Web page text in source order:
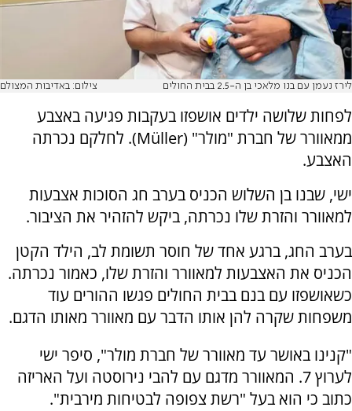
לירז נעמן עם בנו מלאכי בן ה-2.5 בבית החולים צילום: באדיבות המצולם
לפחות שלושה ילדים אושפזו בעקבות פגיעה באצבע
ממאוורר של חברת "מולר" (Müller). לחלקם נכרתה
האצבע.
ישי, שבנו בן השלוש הכניס בערב חג הסוכות אצבעות
למאוורר והזרת שלו נכרתה, ביקש להזהיר את הציבור.
בערב החג, ברגע אחד של חוסר תשומת לב, הילד הקטן
הכניס את האצבעות למאוורר והזרת שלו, כאמור נכרתה.
כשאושפזו עם בנם בבית החולים פגשו ההורים עוד
משפחות שקרה להן אותו הדבר עם מאוורר מאותו הדגם.
"קנינו באושר עד מאוורר של חברת מולר", סיפר ישי
לערוץ 7. המאוורר מדגם עם להבי נירוסטה ועל האריזה
כתוב כי הוא בעל "רשת צפופה לבטיחות מירבית".